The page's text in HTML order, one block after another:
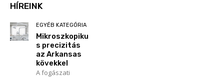
HÍREINK
EGYÉB KATEGÓRIA
Mikroszkopiku
s precizitás
az Arkansas
kövekkel
A fogászati